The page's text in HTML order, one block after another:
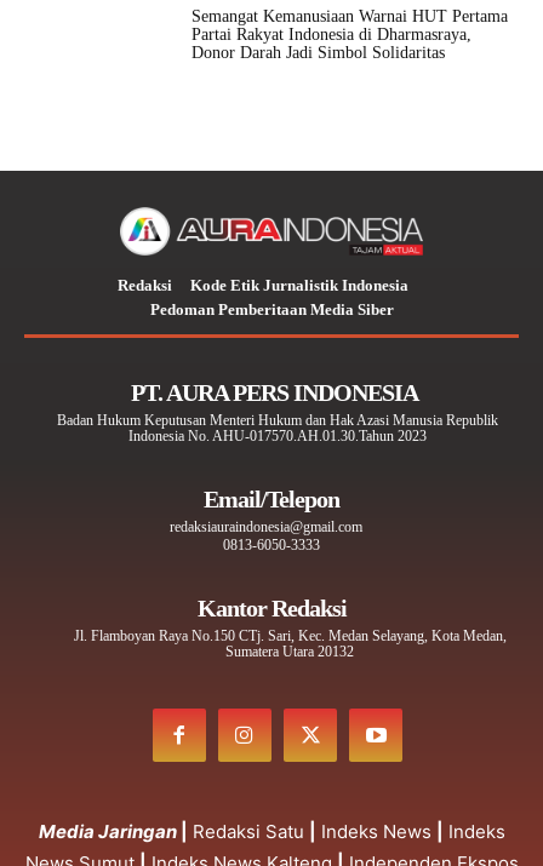
Semangat Kemanusiaan Warnai HUT Pertama
Partai Rakyat Indonesia di Dharmasraya,
Donor Darah Jadi Simbol Solidaritas
Redaksi
Kode Etik Jurnalistik Indonesia
Pedoman Pemberitaan Media Siber
PT. AURA PERS INDONESIA
Badan Hukum Keputusan Menteri Hukum dan Hak Azasi Manusia Republik
Indonesia No. AHU-017570.AH.01.30.Tahun 2023
Email/Telepon
redaksiauraindonesia@gmail.com
0813-6050-3333
Kantor Redaksi
Jl. Flamboyan Raya No.150 CTj. Sari, Kec. Medan Selayang, Kota Medan,
Sumatera Utara 20132
Media Jaringan Redaksi Satu Indeks News
Indeks